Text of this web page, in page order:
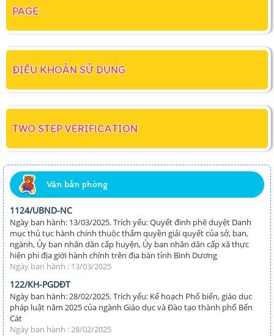
PAGE
ĐIỀU KHOẢN SỬ DỤNG
TWO STEP VERIFICATION
Văn bản phòng
1124/UBND-NC
Ngày ban hành: 13/03/2025. Trích yếu: Quyết đinh phê duyệt Danh
mục thủ tục hành chính thuộc thẩm quyền giải quyết của sở, ban,
ngành, Ủy ban nhân dân cấp huyện, Ủy ban nhân dân cấp xã thực
hiện phi địa giới hành chính trên địa bàn tỉnh Bình Dương
Ngày ban hành : 13/03/2025
122/KH-PGDĐT
Ngày ban hành: 28/02/2025. Trích yếu: Kế hoạch Phổ biến, giáo dục
pháp luật năm 2025 của ngành Giáo dục và Đào tạo thành phố Bến
Cát
Ngày ban hành : 28/02/2025